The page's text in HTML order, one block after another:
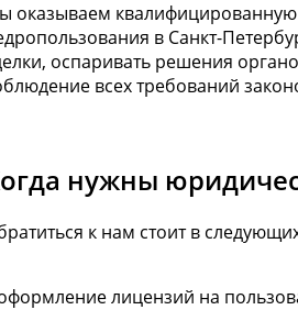
оказываем
в Санкт-
оспаривать решения
всех требований
нужны
к нам стоит в
лицензий на